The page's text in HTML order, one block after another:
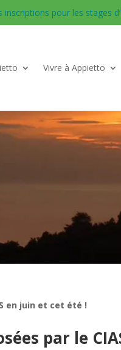
inscriptions pour les stages
Vivre à Appietto
en juin et cet été !
par le